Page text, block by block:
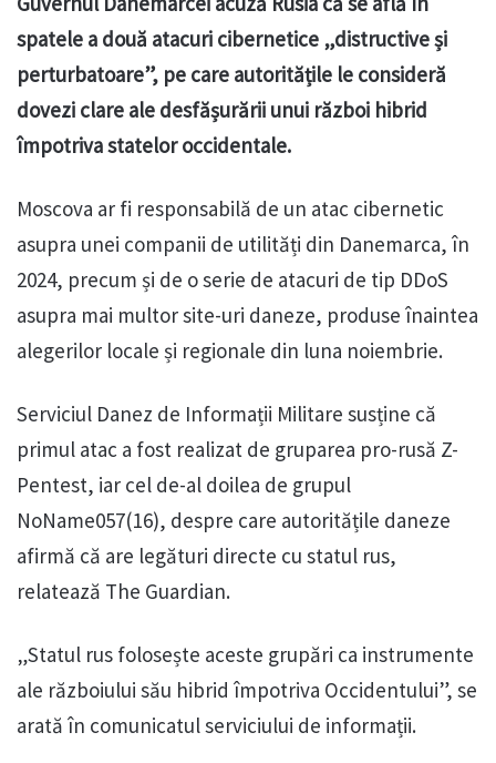
spatele a două atacuri cibernetice „distructive și
perturbatoare”, pe care autoritățile le consideră
dovezi clare ale desfășurării unui război hibrid
împotriva statelor occidentale.
Moscova ar fi responsabilă de un atac cibernetic
asupra unei companii de utilități din Danemarca, în
2024, precum și de o serie de atacuri de tip DDoS
asupra mai multor site-uri daneze, produse înaintea
alegerilor locale și regionale din luna noiembrie.
Serviciul Danez de Informații Militare susține că
primul atac a fost realizat de gruparea pro-rusă Z-
Pentest, iar cel de-al doilea de grupul
NoName057(16), despre care autoritățile daneze
afirmă că are legături directe cu statul rus,
relatează The Guardian.
„Statul rus folosește aceste grupări ca instrumente
ale războiului său hibrid împotriva Occidentului”, se
arată în comunicatul serviciului de informații.